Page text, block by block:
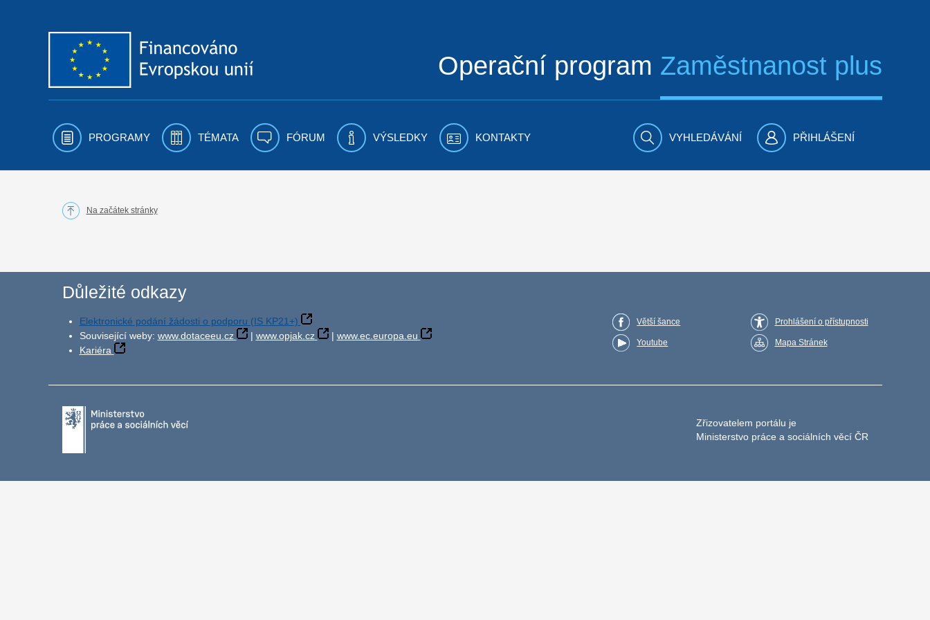
Operační program Zaměstnanost plus
PROGRAMY TÉMATA FÓRUM VÝSLEDKY KONTAKTY VYHLEDÁVÁNÍ PŘIHLÁŠENÍ
Na začátek stránky
Důležité odkazy
Elektronické podání žádosti o podporu (IS KP21+)
Související weby: www.dotaceeu.cz | www.opjak.cz | www.ec.europa.eu
Kariéra
Větší šance
Youtube
Prohlášení o přístupnosti
Mapa Stránek
Zřizovatelem portálu je
Ministerstvo práce a sociálních věcí ČR